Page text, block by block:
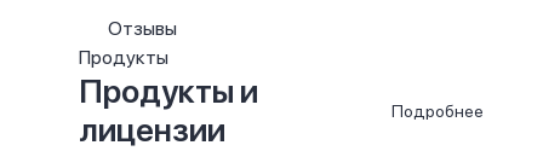
Отзывы
Продукты
Продукты и
лицензии
Подробнее